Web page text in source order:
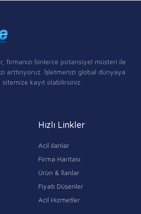
firmanızı binlerce potansiyel müşteri ile
arttırıyoruz. İşletmenizi global dünyaya
kayıt olabilirsiniz.
Hızlı Linkler
Acil ilanlar
Firma Haritası
Ürün & İlanlar
Fiyatı Düşenler
Acil Hizmetler